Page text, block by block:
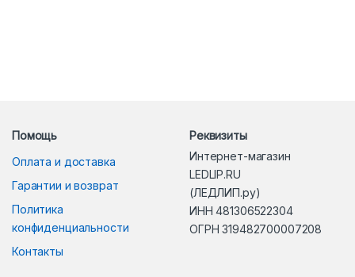
Помощь
Оплата и доставка
Гарантии и возврат
Политика
конфиденциальности
Контакты
Реквизиты
Интернет-магазин
LEDLIP.RU
(ЛЕДЛИП.ру)
ИНН 481306522304
ОГРН 319482700007208